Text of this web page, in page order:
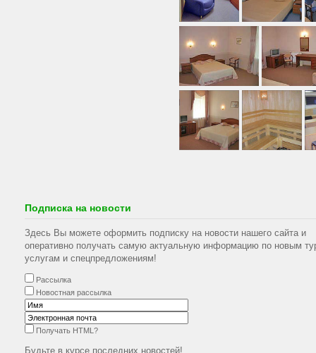
Подписка на новости
Здесь Вы можете оформить подписку на новости нашего сайта и
оперативно получать самую актуальную информацию по новым
услугам и спецпредложениям!
Рассылка
Новостная рассылка
Получать HTML?
Будьте в курсе последних новостей!